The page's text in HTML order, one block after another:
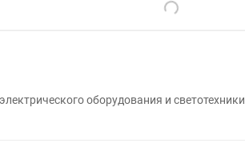
оборудования и светотехники